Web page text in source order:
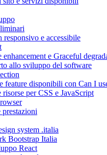
responsivo e accessibile
enhancement e Graceful
allo sviluppo del software
feature disponibili con Can I
per CSS e JavaScript
system .italia
Bootstrap Italia
React